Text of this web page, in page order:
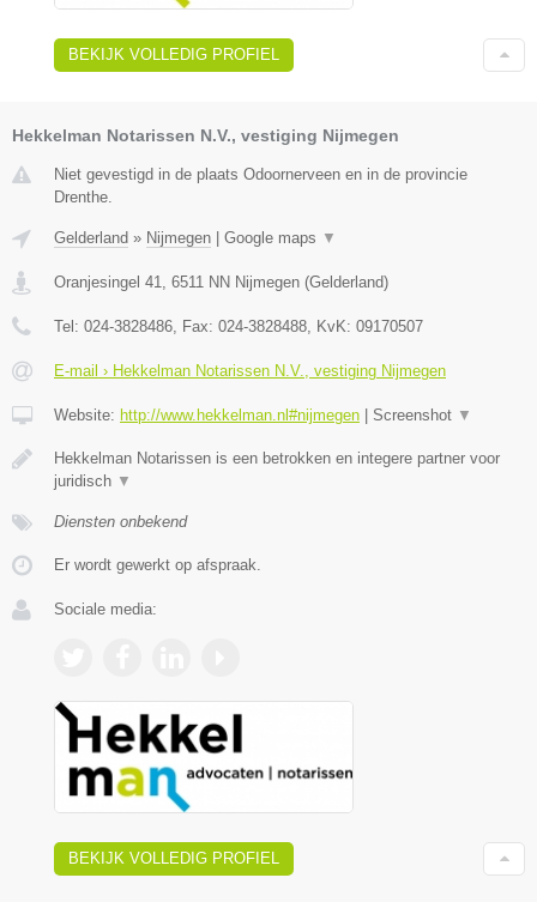
BEKIJK VOLLEDIG PROFIEL
Hekkelman Notarissen N.V., vestiging Nijmegen
Niet gevestigd in de plaats Odoornerveen en in de provincie
Drenthe.
Gelderland » Nijmegen Google maps ▼
Oranjesingel 41 6511 NN Nijmegen (Gelderland)
Tel: 024-3828486 , Fax: 024-3828488 , KvK: 09170507
E-mail › Hekkelman Notarissen N.V., vestiging Nijmegen
Website: http://www.hekkelman.nl#nijmegen Screenshot ▼
Hekkelman Notarissen is een betrokken en integere partner voor
juridisch ▼
Diensten onbekend
Er wordt gewerkt op afspraak.
Sociale media:
BEKIJK VOLLEDIG PROFIEL